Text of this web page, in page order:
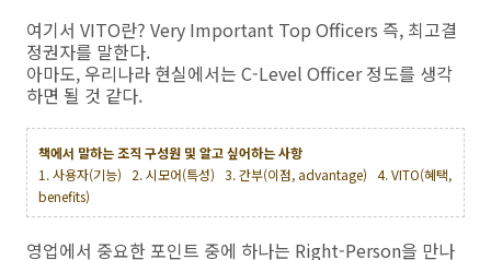
여기서 VITO란? Very Important Top Officers 즉, 최고결
정권자를 말한다.
아마도, 우리나라 현실에서는 C-Level Officer 정도를 생각
하면 될 것 같다.
책에서 말하는 조직 구성원 및 알고 싶어하는 사항
1. 사용자(기능) 2. 시모어(특성) 3. 간부(이점, advantage) 4. VITO(혜택,
benefits)
영업에서 중요한 포인트 중에 하나는 Right-Person을 만나